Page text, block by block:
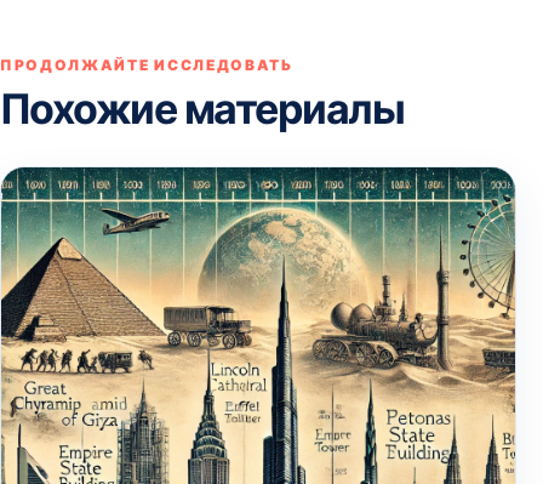
ПРОДОЛЖАЙТЕ ИССЛЕДОВАТЬ
Похожие материалы